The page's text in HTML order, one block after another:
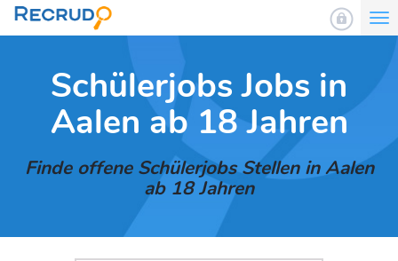
Schülerjobs Jobs in
Aalen ab 18 Jahren
Finde offene Schülerjobs Stellen in Aalen
ab 18 Jahren